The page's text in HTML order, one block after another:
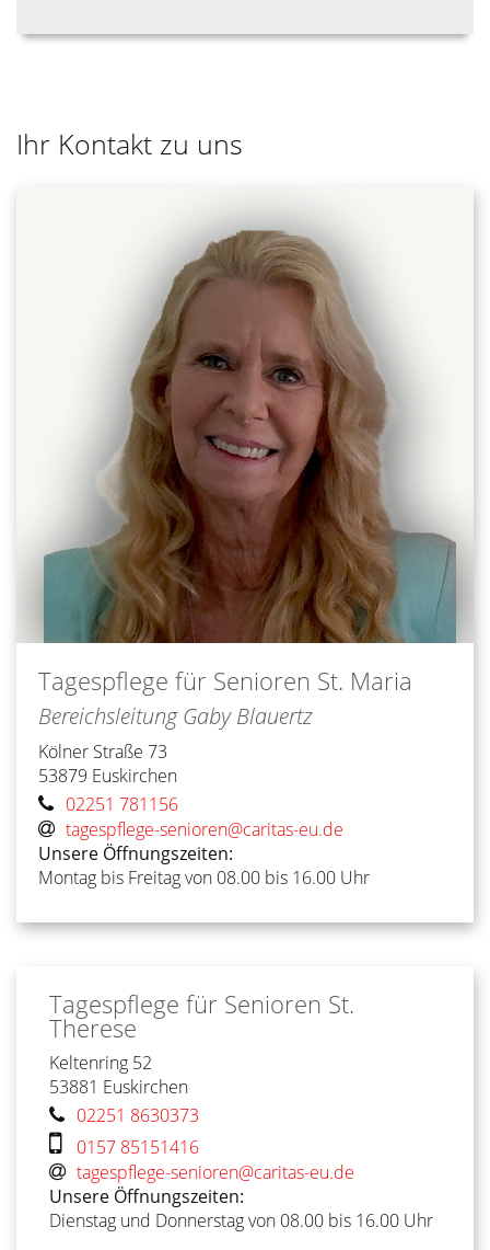
Ihr Kontakt zu uns
Tagespflege für Senioren St. Maria
Bereichsleitung Gaby Blauertz
Kölner Straße 73
53879 Euskirchen
02251 781156
tagespflege-senioren@caritas-eu.de
Unsere Öffnungszeiten:
Montag bis Freitag von 08.00 bis 16.00 Uhr
Tagespflege für Senioren St.
Therese
Keltenring 52
53881 Euskirchen
02251 8630373
0157 85151416
tagespflege-senioren@caritas-eu.de
Unsere Öffnungszeiten:
Dienstag und Donnerstag von 08.00 bis 16.00 Uhr